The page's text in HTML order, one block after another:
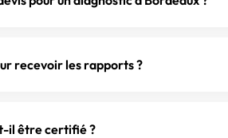
les disponibilités de nos
un devis personnalisé adapté à
recevoir les rapports ?
il être certifié ?